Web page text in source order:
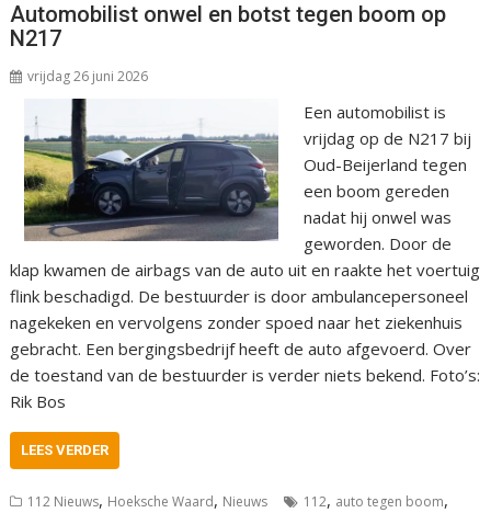
Automobilist onwel en botst tegen boom op
N217
vrijdag 26 juni 2026
Een automobilist is
vrijdag op de N217 bij
Oud-Beijerland tegen
een boom gereden
nadat hij onwel was
geworden. Door de
klap kwamen de airbags van de auto uit en raakte het voertuig
flink beschadigd. De bestuurder is door ambulancepersoneel
nagekeken en vervolgens zonder spoed naar het ziekenhuis
gebracht. Een bergingsbedrijf heeft de auto afgevoerd. Over
de toestand van de bestuurder is verder niets bekend. Foto’s:
Rik Bos
LEES VERDER
112 Nieuws, Hoeksche Waard, Nieuws 112, auto tegen boom,